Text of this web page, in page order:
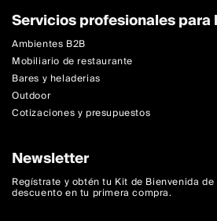
Servicios profesionales para
Ambientes B2B
Mobiliario de restaurante
Bares y heladerias
Outdoor
Cotizaciones y presupuestos
Newsletter
Regístrate y obtén tu Kit de Bienvenida
descuento en tu primera compra.